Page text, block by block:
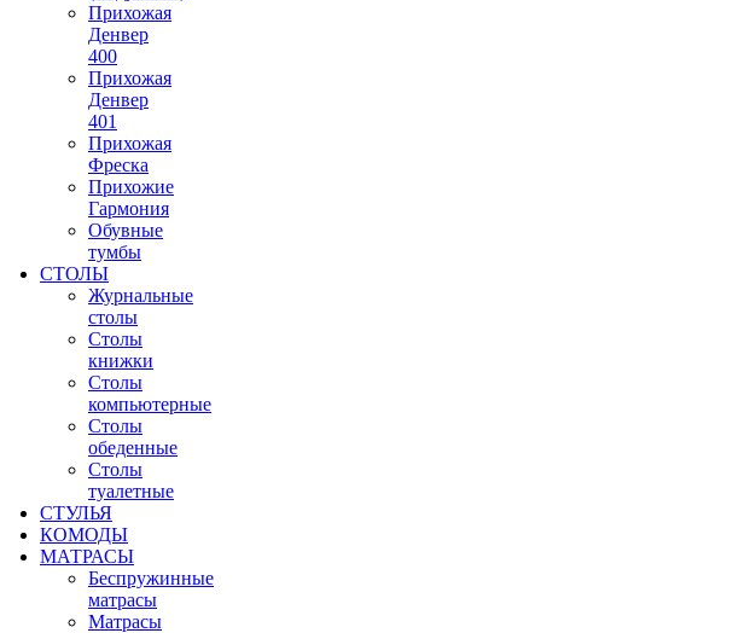
Прихожая
Денвер
400
Прихожая
Денвер
401
Прихожая
Фреска
Прихожие
Гармония
Обувные
тумбы
СТОЛЫ
Журнальные
столы
Столы
книжки
Столы
компьютерные
Столы
обеденные
Столы
туалетные
СТУЛЬЯ
КОМОДЫ
МАТРАСЫ
Беспружинные
матрасы
Матрасы